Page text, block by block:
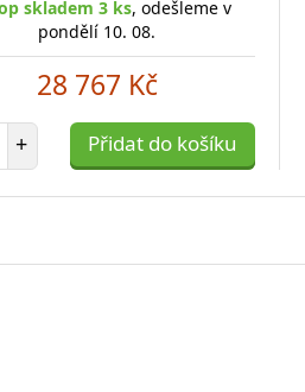
skladem 3 ks, odešleme v
pondělí 10. 08.
28 767 Kč
položek
+ Přidat do košíku